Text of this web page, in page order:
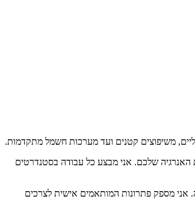
משיפוצים קטנים ועד מערכות חשמל מתקדמות.
האנרגיה שלכם. אני מבצע כל עבודה בסטנדרטים
אני מספק פתרונות המותאמים אישית לצרכים